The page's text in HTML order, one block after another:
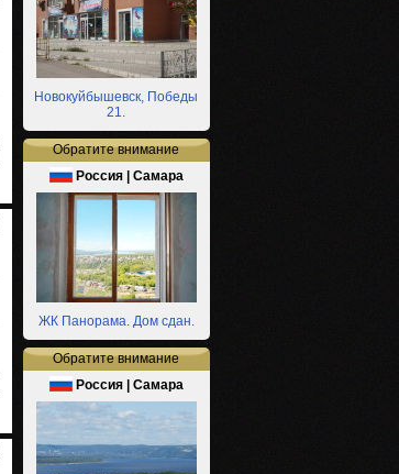
Новокуйбышевск, Победы
21.
Обратите внимание
Россия | Самара
ЖК Панорама. Дом сдан.
Обратите внимание
Россия | Самара